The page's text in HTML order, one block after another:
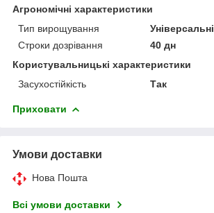
Агрономічні характеристики
Тип вирощування
Універсальні
Строки дозрівання
40 дн
Користувальницькі характеристики
Засухостійкість
Так
Приховати
Умови доставки
Нова Пошта
Всі умови доставки